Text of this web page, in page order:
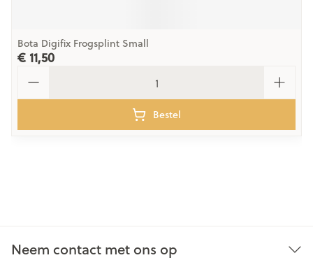
Bota Digifix Frogsplint Small
€ 11,50
Bestel
Neem contact met ons op